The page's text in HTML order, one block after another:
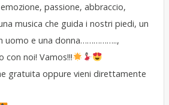
passione, abbraccio,
musica che guida i nostri piedi, un
uomo e una donna……………..,
con noi! Vamos!!!
gratuita oppure vieni direttamente